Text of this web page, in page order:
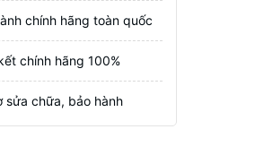
chính hãng toàn quốc
chính hãng 100%
sửa chữa, bảo hành